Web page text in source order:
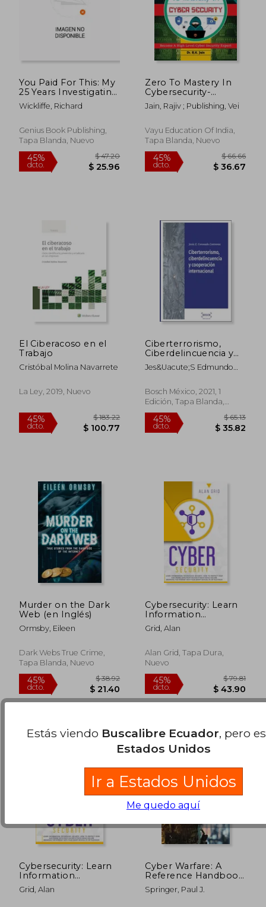
$ 60.54
$ 33.30
45%
dcto. $ 40.24
45%
dcto.
You Paid For This: My
25 Years Investigating
Insurance Crimes (en
Inglés)
Wickliffe, Richard
Genius Book Publishing,
Tapa Blanda, Nuevo
45%
dcto. $ 25.96
Zero To Mastery In
Cybersecurity-
Become Zero To
Hero In
Cybersecurity Book
Covers A-Z
Concepts, 2022
Latest Edition (en
Jain, Rajiv ; Publishing, Vei
Vayu Education Of India,
Tapa Blanda, Nuevo
45%
dcto.
El Ciberacoso en el
Trabajo
Cristóbal Molina Navarrete
La Ley, 2019, Nuevo
Ciberterrorismo,
Ciberdelincuencia y
Cooperación
Internacional
Jes&Uacute;S Edmundo
Bosch México, 2021, 1
Edición, Tapa Blanda,
Nuevo
Murder on the Dark
Web (en Inglés)
Ormsby, Eileen
Dark Webs True Crime,
Tapa Blanda, Nuevo
Cybersecurity: Learn
Information
Technology Security:
How to Protect Your
Attacks While You are
Browsing the Interne
Grid, Alan
Alan Grid, Tapa Dura,
Nuevo
Cybersecurity: Learn
Information
Technology Security:
How to Protect Your
Grid, Alan
Cyber Warfare: A
Reference Handbook
(en Inglés)
Springer, Paul J.
Estás viendo Buscalibre Ecuador, pero
Estados Unidos
Ir a Estados Unidos
Me quedo aquí